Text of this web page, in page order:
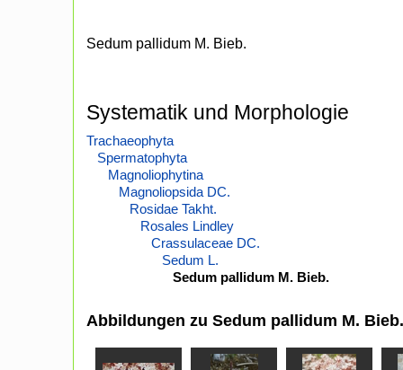
Sedum pallidum M. Bieb.
Systematik und Morphologie
Trachaeophyta
Spermatophyta
Magnoliophytina
Magnoliopsida DC.
Rosidae Takht.
Rosales Lindley
Crassulaceae DC.
Sedum L.
Sedum pallidum M. Bieb.
Abbildungen zu Sedum pallidum M. Bieb.